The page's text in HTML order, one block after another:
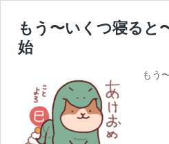
もう〜いくつ寝ると
始
もう